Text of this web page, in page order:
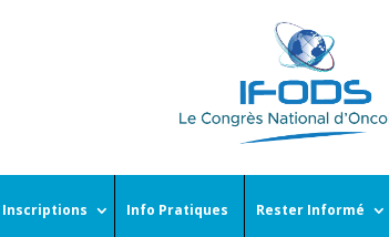
Inscriptions Info Pratiques Rester Informé